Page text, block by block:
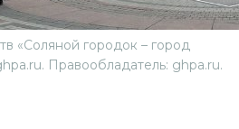
«Соляной городок – город
Правообладатель: ghpa.ru.